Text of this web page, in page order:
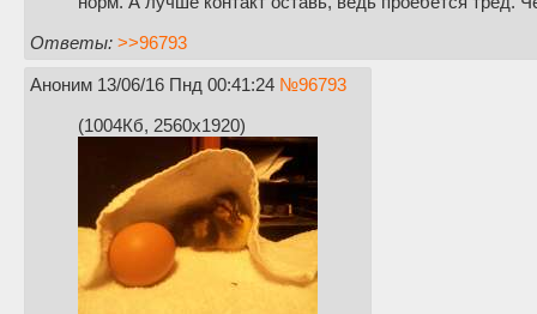
Ответы: >>96793
Аноним 13/06/16 Пнд 00:41:24 №96793
(1004Кб, 2560x1920)